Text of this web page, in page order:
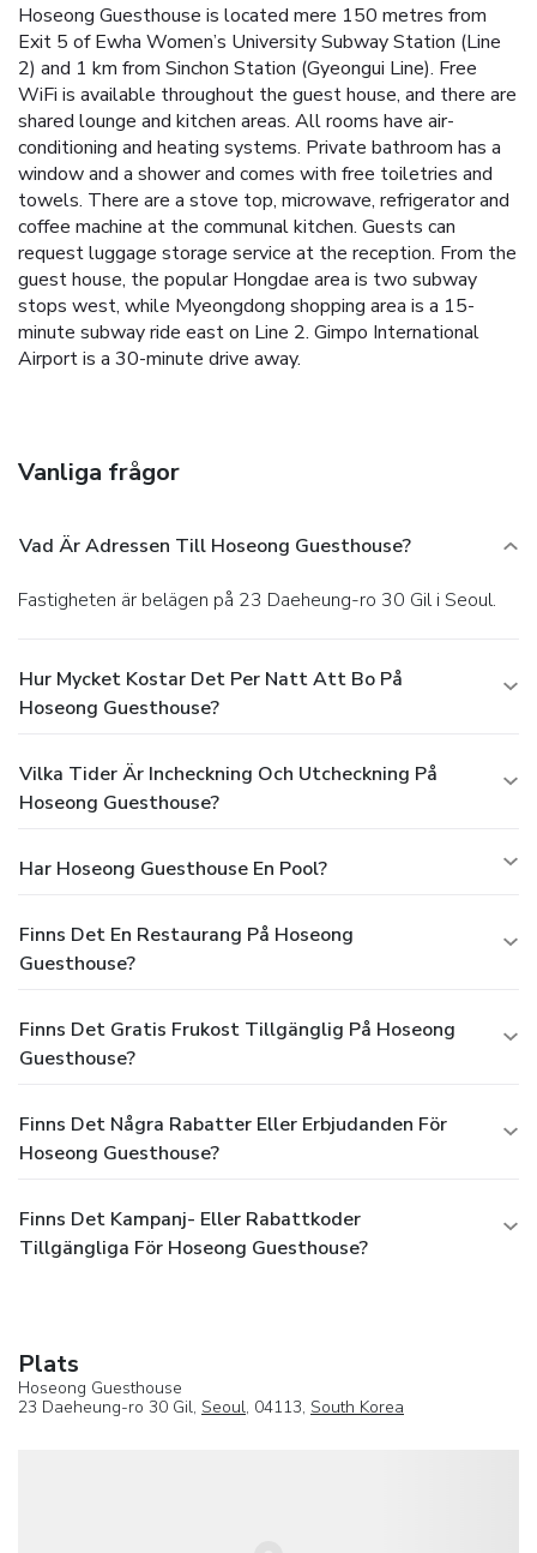
Hoseong Guesthouse is located mere 150 metres from
Exit 5 of Ewha Women’s University Subway Station (Line
2) and 1 km from Sinchon Station (Gyeongui Line). Free
WiFi is available throughout the guest house, and there are
shared lounge and kitchen areas. All rooms have air-
conditioning and heating systems. Private bathroom has a
window and a shower and comes with free toiletries and
towels. There are a stove top, microwave, refrigerator and
coffee machine at the communal kitchen. Guests can
request luggage storage service at the reception. From the
guest house, the popular Hongdae area is two subway
stops west, while Myeongdong shopping area is a 15-
minute subway ride east on Line 2. Gimpo International
Airport is a 30-minute drive away.
Vanliga frågor
Vad Är Adressen Till Hoseong Guesthouse?
Fastigheten är belägen på 23 Daeheung-ro 30 Gil i Seoul.
Hur Mycket Kostar Det Per Natt Att Bo På
Hoseong Guesthouse?
Vilka Tider Är Incheckning Och Utcheckning På
Hoseong Guesthouse?
Har Hoseong Guesthouse En Pool?
Finns Det En Restaurang På Hoseong
Guesthouse?
Finns Det Gratis Frukost Tillgänglig På Hoseong
Guesthouse?
Finns Det Några Rabatter Eller Erbjudanden För
Hoseong Guesthouse?
Finns Det Kampanj- Eller Rabattkoder
Tillgängliga För Hoseong Guesthouse?
Plats
Hoseong Guesthouse
23 Daeheung-ro 30 Gil, Seoul, 04113, South Korea